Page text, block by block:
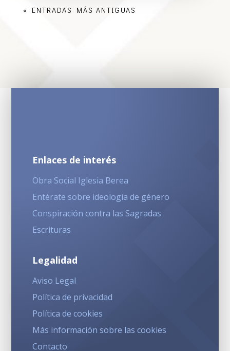
« ENTRADAS MÁS ANTIGUAS
Enlaces de interés
Obra Social Iglesia Berea
Entérate sobre ideología de género
Conspiración contra las Sagradas
Escrituras
Legalidad
Aviso Legal
Política de privacidad
Política de cookies
Más información sobre las cookies
Contacto